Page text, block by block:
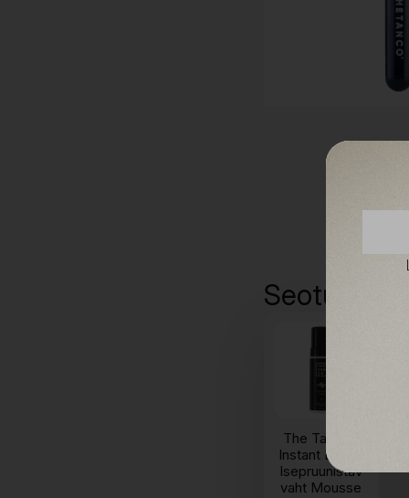
Seotud
The Tan Co.
Instant Dark –
Isepruunistav
vaht Mousse